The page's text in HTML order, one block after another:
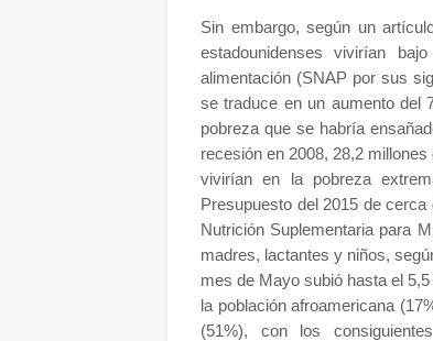
Sin embargo, según un
estadounidenses vivirían
alimentación (SNAP por sus
se traduce en un aumento del
pobreza que se habría
recesión en 2008, 28,2
vivirían en la pobreza
Presupuesto del 2015 de
Nutrición Suplementaria para
madres, lactantes y niños,
mes de Mayo subió hasta el
la población afroamericana
(51%), con los